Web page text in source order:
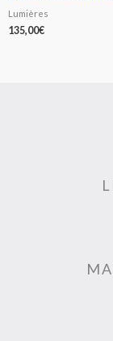
Lumières
135,00€